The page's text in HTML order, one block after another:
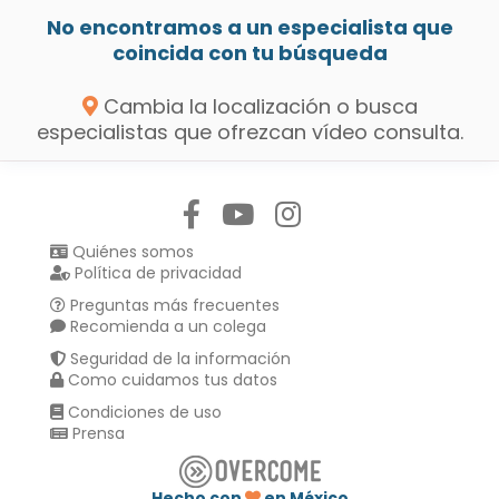
No encontramos a un especialista que
coincida con tu búsqueda
Cambia la localización o busca
especialistas que ofrezcan vídeo consulta.
Quiénes somos
Política de privacidad
Preguntas más frecuentes
Recomienda a un colega
Seguridad de la información
Como cuidamos tus datos
Condiciones de uso
Prensa